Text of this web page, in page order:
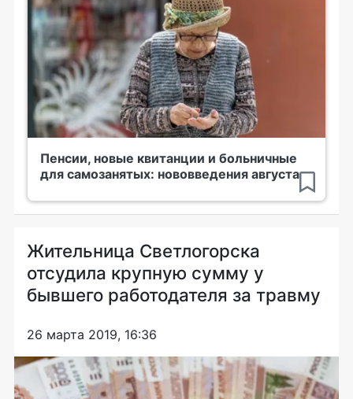
Пенсии, новые квитанции и больничные
для самозанятых: нововведения августа
Жительница Светлогорска
отсудила крупную сумму у
бывшего работодателя за травму
26 марта 2019, 16:36